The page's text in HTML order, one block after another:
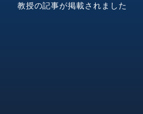
教授の記事が掲載されました